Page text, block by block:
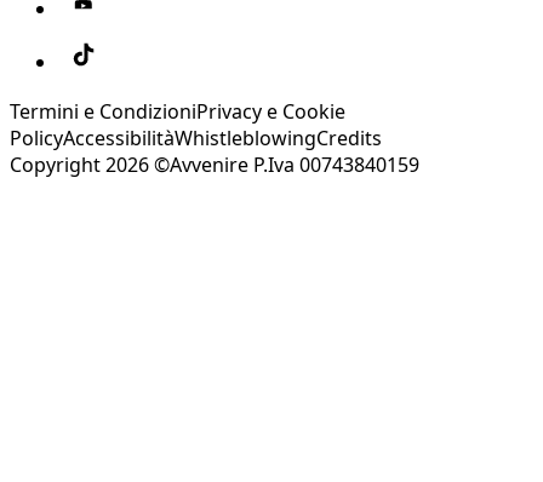
Termini e CondizioniPrivacy e Cookie
PolicyAccessibilitàWhistleblowingCredits
Copyright 2026 ©Avvenire P.Iva 00743840159